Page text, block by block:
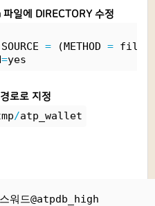
일에 DIRECTORY 수정
= (METHOD = file)
=yes
로로 지정
/atp_wallet
워드@atpdb_high